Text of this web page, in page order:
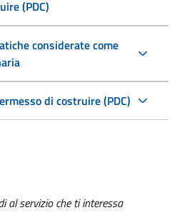
(PDC)
considerate come
di costruire (PDC)
al servizio che ti interessa